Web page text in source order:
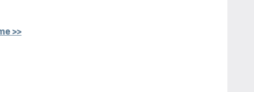
>>